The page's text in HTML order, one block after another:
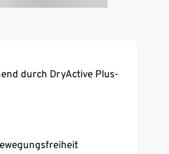
durch DryActive Plus-